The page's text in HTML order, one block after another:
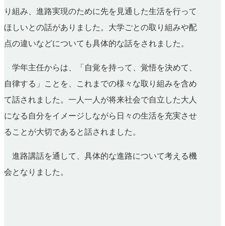
り組み、進路実現のために先を見通した生活を行って
ほしいとの話がありました。大学ごとの取り組みや配
点の違いなどについても具体的な話をされました。
学年主任からは、「自覚を持って、覚悟を決めて、
自律する」ことを、これまでの様々な取り組みを含め
て話されました。一人一人が将来社会で自立した大人
になる自分をイメージしながら日々の生活を充実させ
ることが大切であると話されました。
進路講話を通して、具体的な進路について考える機
会となりました。